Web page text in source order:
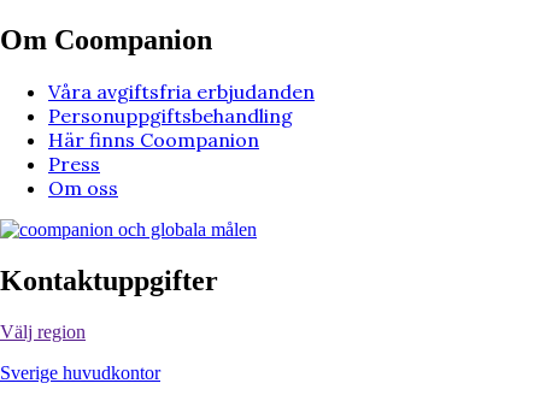
Om Coompanion
Våra avgiftsfria erbjudanden
Personuppgiftsbehandling
Här finns Coompanion
Press
Om oss
Kontaktuppgifter
Välj region
Sverige huvudkontor